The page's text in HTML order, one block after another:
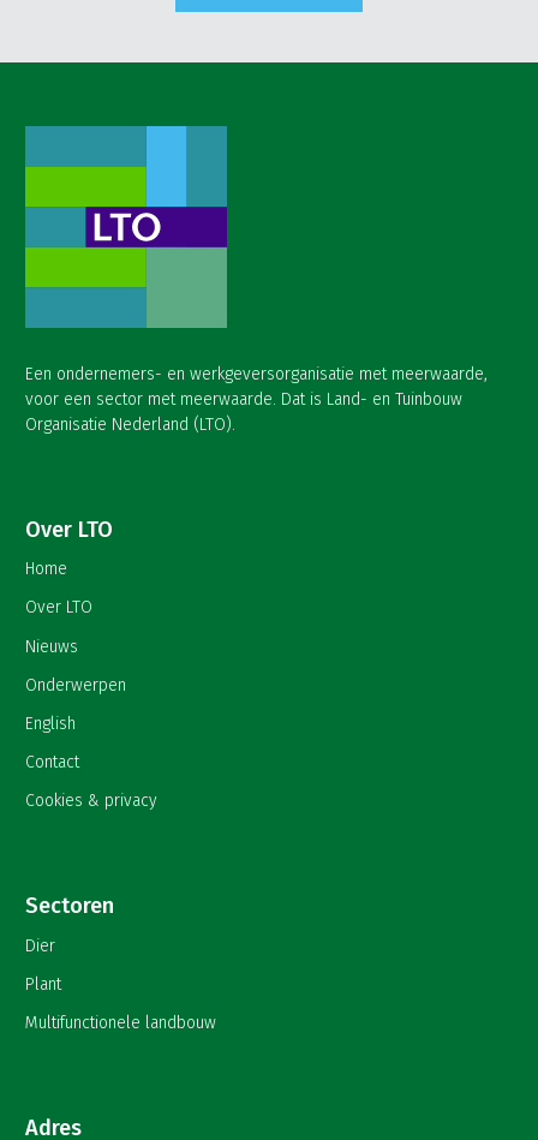
Een ondernemers- en werkgeversorganisatie met meerwaarde,
voor een sector met meerwaarde. Dat is Land- en Tuinbouw
Organisatie Nederland (LTO).
Over LTO
Home
Over LTO
Nieuws
Onderwerpen
English
Contact
Cookies & privacy
Sectoren
Dier
Plant
Multifunctionele landbouw
Adres